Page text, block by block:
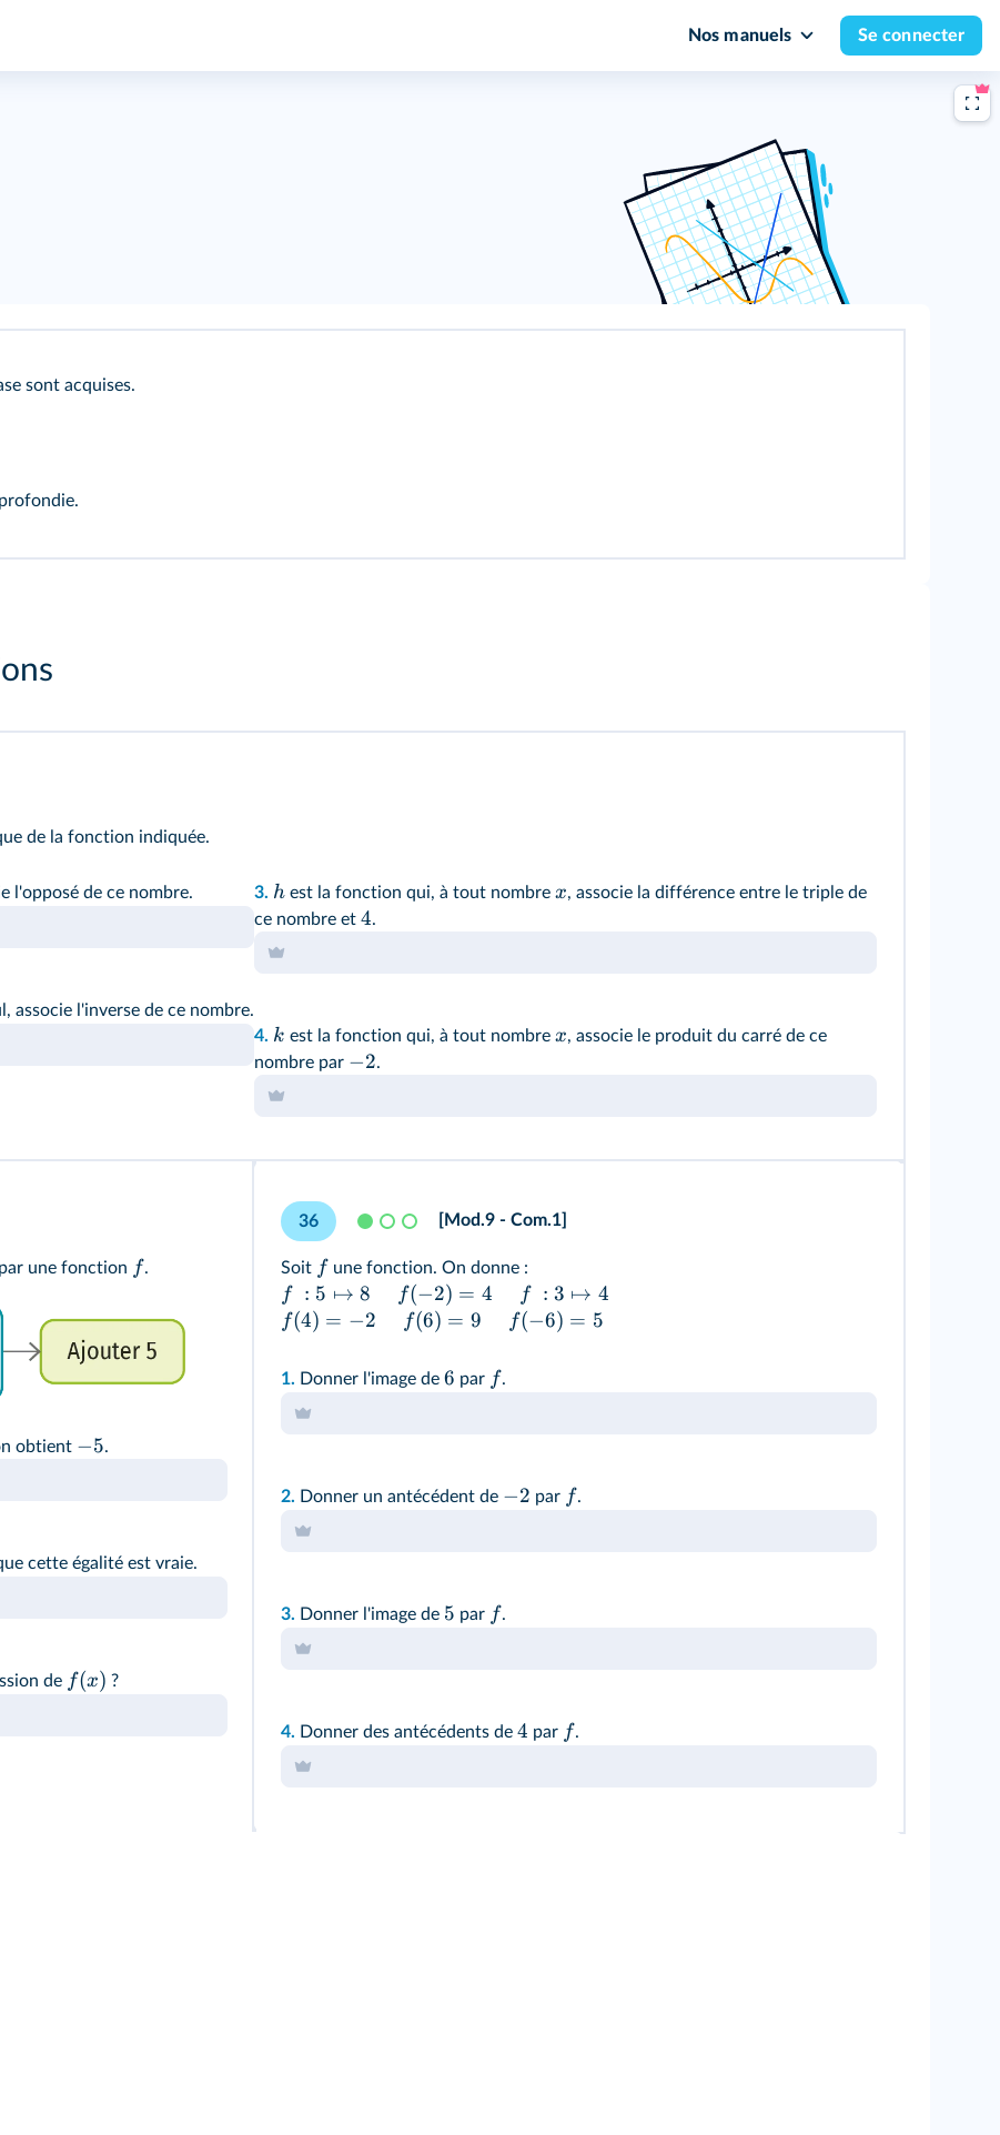
Nos manuels Se connecter
sont acquises.
de la fonction indiquée.
l'opposé de ce nombre.
associe l'inverse de ce nombre.
3. h est la fonction qui, à tout nombre x, associe la différence entre le triple de
ce nombre et 4.
4. k est la fonction qui, à tout nombre x, associe le produit du carré de ce
nombre par −2.
une fonction f.
obtient −5.
cette égalité est vraie.
de f(x) ?
36 [Mod.9 - Com.1]
Soit f une fonction. On donne :
f : 5 ↦ 8 f(−2) = 4 f : 3 ↦ 4
f(4) = −2 f(6) = 9 f(−6) = 5
1. Donner l'image de 6 par f.
2. Donner un antécédent de −2 par f.
3. Donner l'image de 5 par f.
4. Donner des antécédents de 4 par f.